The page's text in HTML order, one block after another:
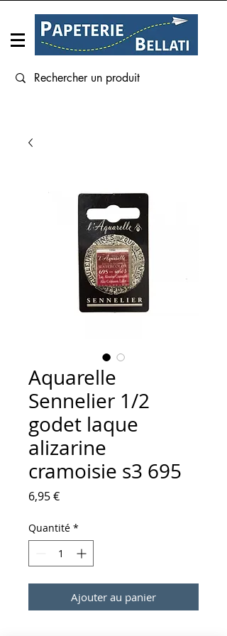
Aquarelle
Sennelier 1/2
godet laque
alizarine
cramoisie s3 695
6,95 €Prix
Quantité *
Ajouter au panier